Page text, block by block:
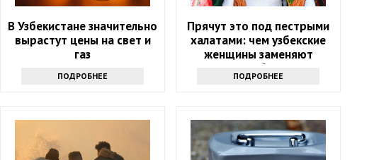
В Узбекистане значительно
вырастут цены на свет и
газ
ПОДРОБНЕЕ
Прячут это под пестрыми
халатами: чем узбекские
женщины заменяют
нижнее белье и
комбинации
ПОДРОБНЕЕ